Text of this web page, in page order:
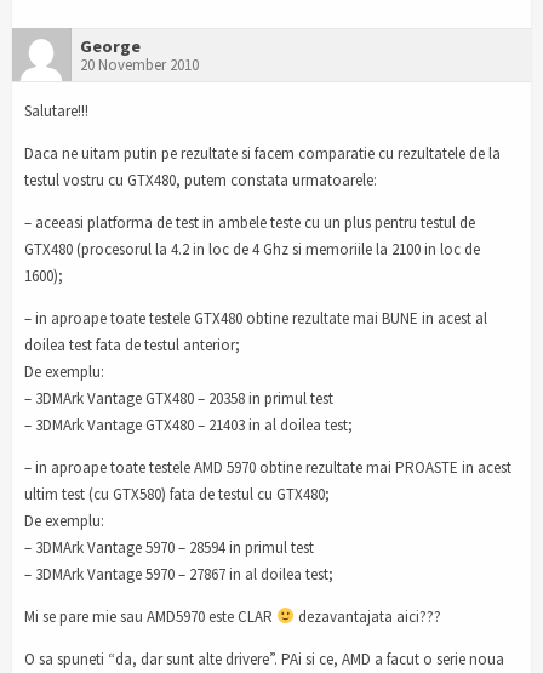
George
20 November 2010
Salutare!!!
Daca ne uitam putin pe rezultate si facem comparatie cu rezultatele de la
testul vostru cu GTX480, putem constata urmatoarele:
– aceeasi platforma de test in ambele teste cu un plus pentru testul de
GTX480 (procesorul la 4.2 in loc de 4 Ghz si memoriile la 2100 in loc de
1600);
– in aproape toate testele GTX480 obtine rezultate mai BUNE in acest al
doilea test fata de testul anterior;
De exemplu:
– 3DMArk Vantage GTX480 – 20358 in primul test
– 3DMArk Vantage GTX480 – 21403 in al doilea test;
– in aproape toate testele AMD 5970 obtine rezultate mai PROASTE in acest
ultim test (cu GTX580) fata de testul cu GTX480;
De exemplu:
– 3DMArk Vantage 5970 – 28594 in primul test
– 3DMArk Vantage 5970 – 27867 in al doilea test;
Mi se pare mie sau AMD5970 este CLAR dezavantajata aici???
O sa spuneti “da, dar sunt alte drivere”. PAi si ce, AMD a facut o serie noua